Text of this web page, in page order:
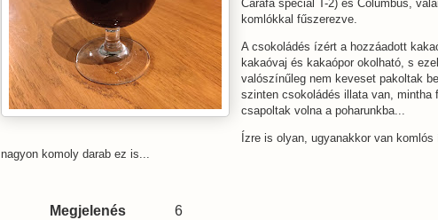
Carafa special T-2) és Columbus,
komlókkal fűszerezve.
A csokoládés ízért a hozzáadott
kakaóvaj és kakaópor okolható, s
valószínűleg nem keveset pakoltak
szinten csokoládés illata van, mintha
csapoltak volna a poharunkba...
Ízre is olyan, ugyanakkor van
nagyon komoly darab ez is...
Megjelenés
6